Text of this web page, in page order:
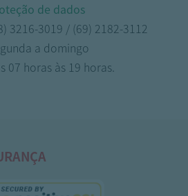
de dados
3216-3019 / (69) 2182-3112
a domingo
07 horas às 19 horas.